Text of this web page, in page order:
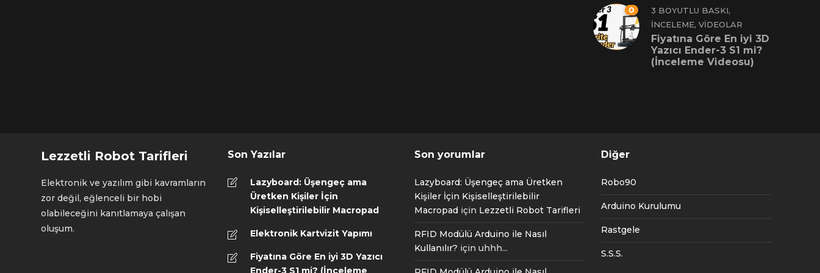
0 3 BOYUTLU BASKI,
İNCELEME, VIDEOLAR
Fiyatına Göre En iyi 3D
Yazıcı Ender-3 S1 mi?
(İnceleme Videosu)
Lezzetli Robot Tarifleri
Elektronik ve yazılım gibi kavramların
zor değil, eğlenceli bir hobi
olabileceğini kanıtlamaya çalışan
oluşum.
Son Yazılar
Lazyboard: Üşengeç ama
Üretken Kişiler İçin
Kişiselleştirilebilir Macropad
Elektronik Kartvizit Yapımı
Fiyatına Göre En iyi 3D Yazıcı
Ender-3 S1 mi? (İnceleme
Son yorumlar
Lazyboard: Üşengeç ama Üretken
Kişiler İçin Kişiselleştirilebilir
Macropadiçin Lezzetli Robot Tarifleri
RFID Modülü Arduino ile Nasıl
Kullanılır? için uhhh...
Diğer
Robo90
Arduino Kurulumu
Rastgele
S.S.S.